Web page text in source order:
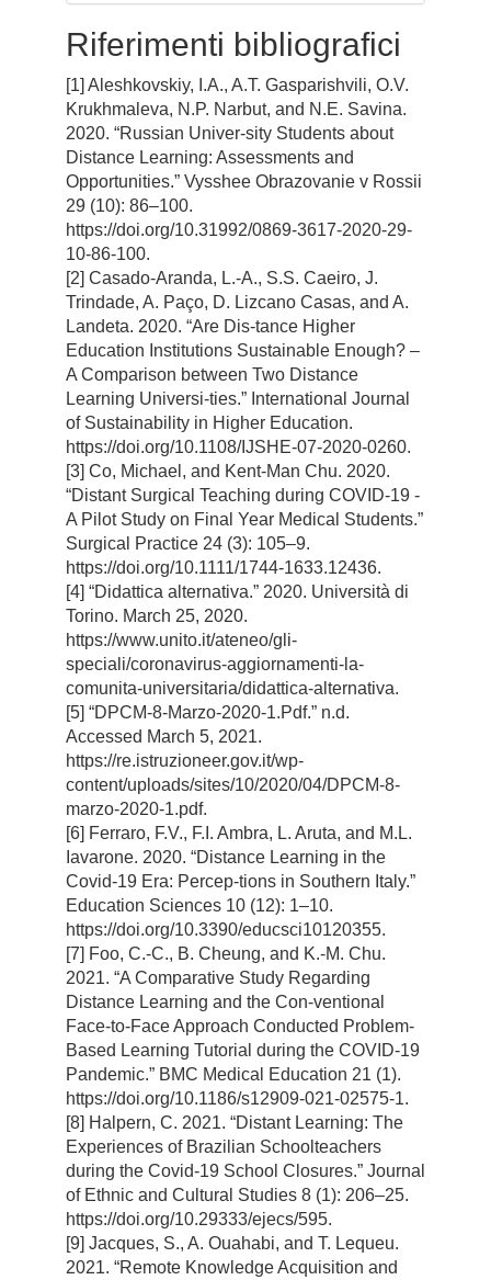
Riferimenti bibliografici
[1] Aleshkovskiy, I.A., A.T. Gasparishvili, O.V.
Krukhmaleva, N.P. Narbut, and N.E. Savina.
2020. “Russian Univer-sity Students about
Distance Learning: Assessments and
Opportunities.” Vysshee Obrazovanie v Rossii
29 (10): 86–100.
https://doi.org/10.31992/0869-3617-2020-29-
10-86-100.
[2] Casado-Aranda, L.-A., S.S. Caeiro, J.
Trindade, A. Paço, D. Lizcano Casas, and A.
Landeta. 2020. “Are Dis-tance Higher
Education Institutions Sustainable Enough? –
A Comparison between Two Distance
Learning Universi-ties.” International Journal
of Sustainability in Higher Education.
https://doi.org/10.1108/IJSHE-07-2020-0260.
[3] Co, Michael, and Kent-Man Chu. 2020.
“Distant Surgical Teaching during COVID-19 -
A Pilot Study on Final Year Medical Students.”
Surgical Practice 24 (3): 105–9.
https://doi.org/10.1111/1744-1633.12436.
[4] “Didattica alternativa.” 2020. Università di
Torino. March 25, 2020.
https://www.unito.it/ateneo/gli-
speciali/coronavirus-aggiornamenti-la-
comunita-universitaria/didattica-alternativa.
[5] “DPCM-8-Marzo-2020-1.Pdf.” n.d.
Accessed March 5, 2021.
https://re.istruzioneer.gov.it/wp-
content/uploads/sites/10/2020/04/DPCM-8-
marzo-2020-1.pdf.
[6] Ferraro, F.V., F.I. Ambra, L. Aruta, and M.L.
Iavarone. 2020. “Distance Learning in the
Covid-19 Era: Percep-tions in Southern Italy.”
Education Sciences 10 (12): 1–10.
https://doi.org/10.3390/educsci10120355.
[7] Foo, C.-C., B. Cheung, and K.-M. Chu.
2021. “A Comparative Study Regarding
Distance Learning and the Con-ventional
Face-to-Face Approach Conducted Problem-
Based Learning Tutorial during the COVID-19
Pandemic.” BMC Medical Education 21 (1).
https://doi.org/10.1186/s12909-021-02575-1.
[8] Halpern, C. 2021. “Distant Learning: The
Experiences of Brazilian Schoolteachers
during the Covid-19 School Closures.” Journal
of Ethnic and Cultural Studies 8 (1): 206–25.
https://doi.org/10.29333/ejecs/595.
[9] Jacques, S., A. Ouahabi, and T. Lequeu.
2021. “Remote Knowledge Acquisition and